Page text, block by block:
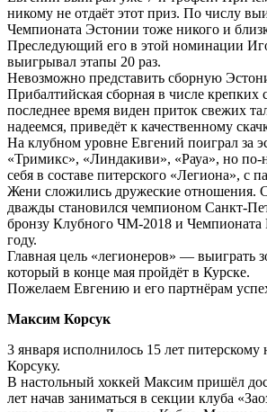
никому не отдаёт этот приз. По числу
Чемпионата Эстонии тоже никого и
Преследующий его в этой номинации
выигрывал этапы 20 раз.
Невозможно представить сборную
Прибалтийская сборная в числе крепких
последнее время виден приток свежих
надеемся, приведёт к качественному
На клубном уровне Евгений поиграл за
«Тримикс», «Линдакиви», «Рауа», но
себя в составе питерского «Легиона», с
Жени сложились дружеские отношения.
дважды становился чемпионом Санкт-
бронзу Клубного ЧМ-2018 и
году.
Главная цель «легионеров» — выиграть
который в конце мая пройдёт в Курске.
Пожелаем Евгению и его партнёрам
Максим Корсук
3 января исполнилось 15 лет
Корсуку.
В настольный хоккей Максим пришёл
лет начав заниматься в секции клуба